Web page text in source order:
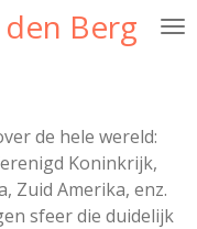
Berg
de hele wereld:
Koninkrijk,
Zuid Amerika, enz.
sfeer die duidelijk